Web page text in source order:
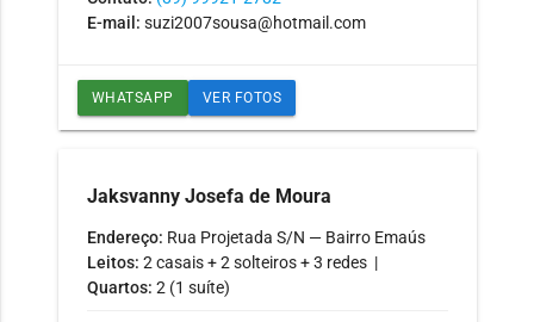
E-mail: suzi2007sousa@hotmail.com
WHATSAPP VER FOTOS
Jaksvanny Josefa de Moura
Endereço: Rua Projetada S/N — Bairro Emaús
Leitos: 2 casais + 2 solteiros + 3 redes |
Quartos: 2 (1 suíte)